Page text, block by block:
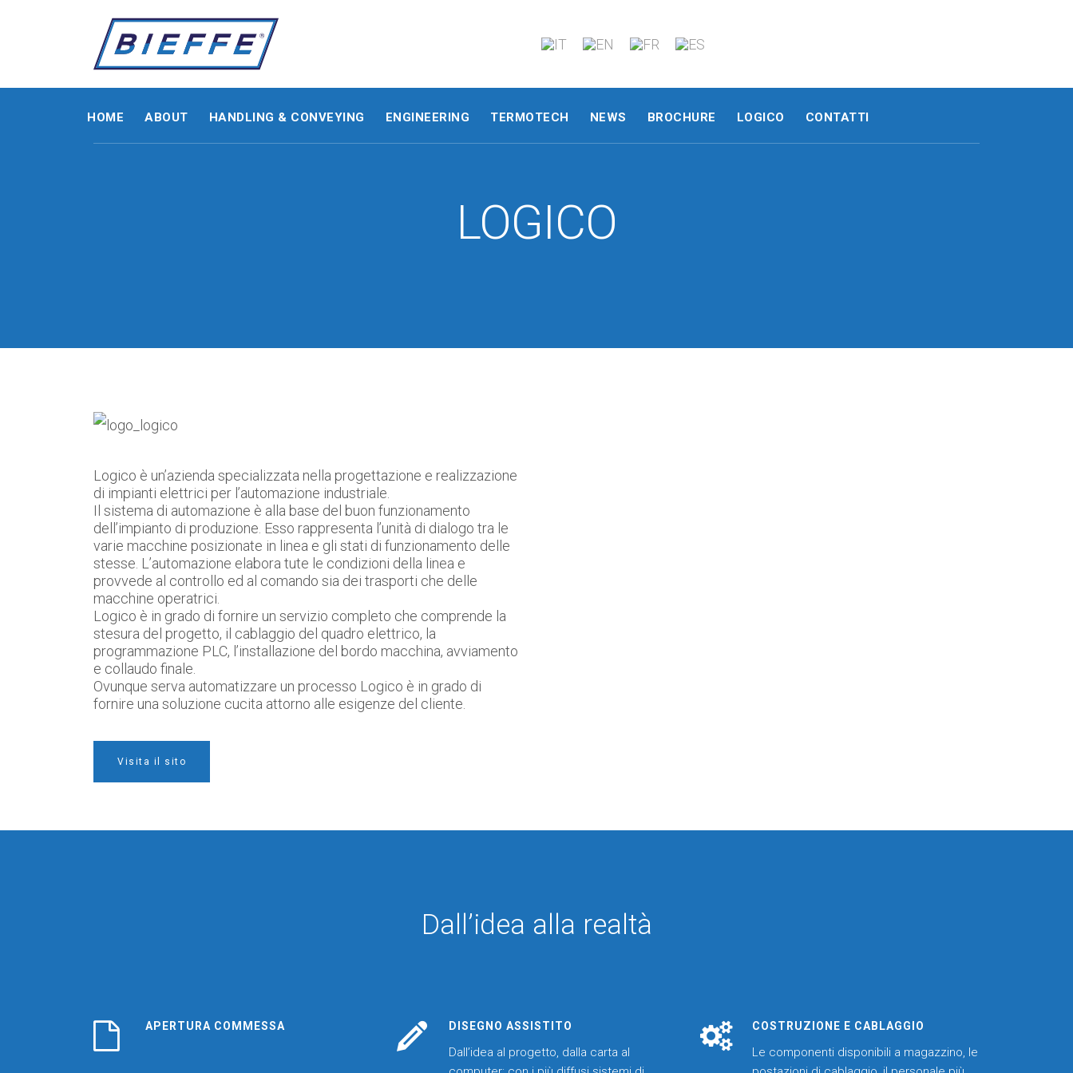
HOME ABOUT HANDLING & CONVEYING ENGINEERING TERMOTECH NEWS BROCHURE LOGICO CONTATTI
LOGICO
Logico è un’azienda specializzata nella progettazione e realizzazione
di impianti elettrici per l’automazione industriale.
Il sistema di automazione è alla base del buon funzionamento
dell’impianto di produzione. Esso rappresenta l’unità di dialogo tra le
varie macchine posizionate in linea e gli stati di funzionamento delle
stesse. L’automazione elabora tute le condizioni della linea e
provvede al controllo ed al comando sia dei trasporti che delle
macchine operatrici.
Logico è in grado di fornire un servizio completo che comprende la
stesura del progetto, il cablaggio del quadro elettrico, la
programmazione PLC, l’installazione del bordo macchina, avviamento
e collaudo finale.
Ovunque serva automatizzare un processo Logico è in grado di
fornire una soluzione cucita attorno alle esigenze del cliente.
Visita il sito
Dall’idea alla realtà
APERTURA COMMESSA DISEGNO ASSISTITO
Dall’idea al progetto, dalla carta al
COSTRUZIONE E CABLAGGIO
Le componenti disponibili a magazzino, le